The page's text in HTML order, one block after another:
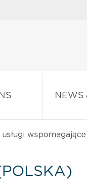
NEWS
wspomagające